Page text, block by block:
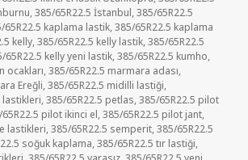
,385/65R22.5 İstanbul,385/65R22.5
65R22.5 kaplama lastik,385/65R22.5 kaplama
kelly,385/65R22.5 kelly lastik,385/65R22.5
65R22.5 kelly yeni lastik,385/65R22.5 kumho,
ocakları,385/65R22.5 marmara adası,
Ereğli,385/65R22.5 midilli lastiği,
lastikleri,385/65R22.5 petlas,385/65R22.5 pilot
pilot ikinci el,385/65R22.5 pilot jant,
lastikleri,385/65R22.5 semperit,385/65R22.5
soğuk kaplama,385/65R22.5 tır lastiği,